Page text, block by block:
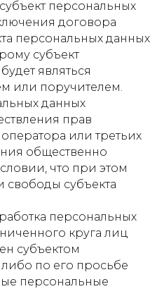
персональных
договора
персональных данных
субъект
являться
или поручителем.
данных
прав
или третьих
общественно
что при этом
свободы субъекта
персональных
круга лиц
субъектом
по его просьбе
персональные